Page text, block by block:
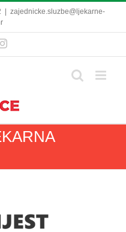
zajednicke.sluzbe@ljekarne-
Instagram